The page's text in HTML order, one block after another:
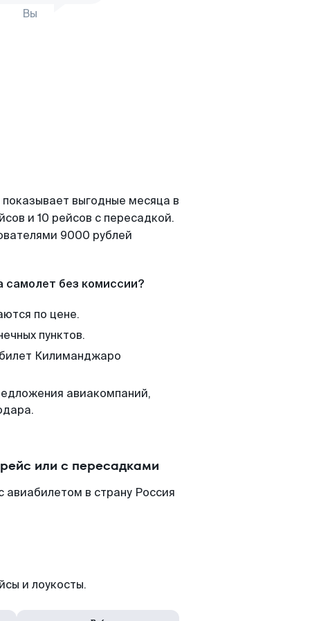
Вы
выгодные месяца в
и 10 рейсов с пересадкой.
9000 рублей
самолет без комиссии?
по цене.
пунктов.
Килиманджаро
авиакомпаний,
или с пересадками
в страну Россия
и лоукосты.